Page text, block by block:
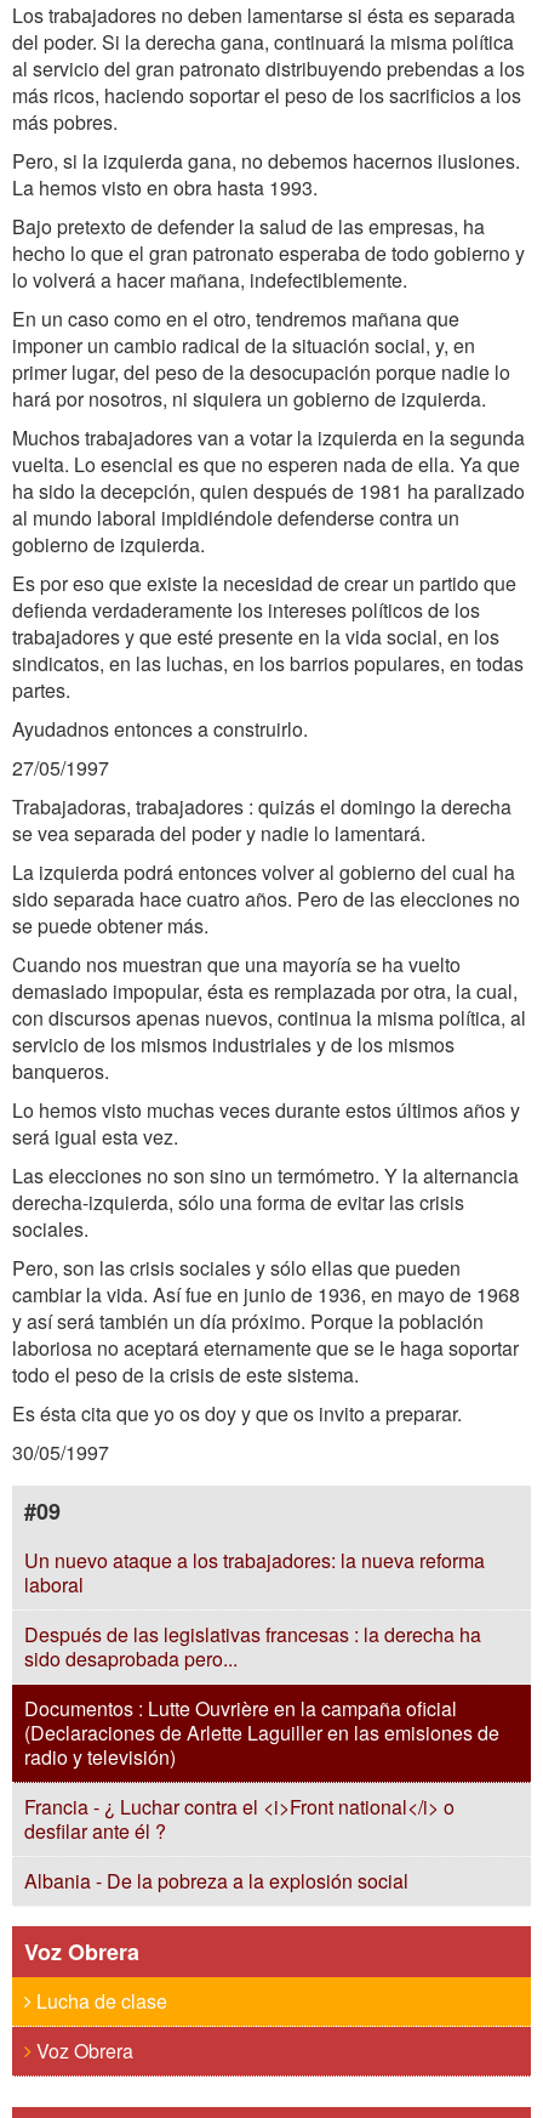
Los trabajadores no deben lamentarse si ésta es separada
del poder. Si la derecha gana, continuará la misma política
al servicio del gran patronato distribuyendo prebendas a los
más ricos, haciendo soportar el peso de los sacrificios a los
más pobres.
Pero, si la izquierda gana, no debemos hacernos ilusiones.
La hemos visto en obra hasta 1993.
Bajo pretexto de defender la salud de las empresas, ha
hecho lo que el gran patronato esperaba de todo gobierno y
lo volverá a hacer mañana, indefectiblemente.
En un caso como en el otro, tendremos mañana que
imponer un cambio radical de la situación social, y, en
primer lugar, del peso de la desocupación porque nadie lo
hará por nosotros, ni siquiera un gobierno de izquierda.
Muchos trabajadores van a votar la izquierda en la segunda
vuelta. Lo esencial es que no esperen nada de ella. Ya que
ha sido la decepción, quien después de 1981 ha paralizado
al mundo laboral impidiéndole defenderse contra un
gobierno de izquierda.
Es por eso que existe la necesidad de crear un partido que
defienda verdaderamente los intereses políticos de los
trabajadores y que esté presente en la vida social, en los
sindicatos, en las luchas, en los barrios populares, en todas
partes.
Ayudadnos entonces a construirlo.
27/05/1997
Trabajadoras, trabajadores : quizás el domingo la derecha
se vea separada del poder y nadie lo lamentará.
La izquierda podrá entonces volver al gobierno del cual ha
sido separada hace cuatro años. Pero de las elecciones no
se puede obtener más.
Cuando nos muestran que una mayoría se ha vuelto
demasiado impopular, ésta es remplazada por otra, la cual,
con discursos apenas nuevos, continua la misma política, al
servicio de los mismos industriales y de los mismos
banqueros.
Lo hemos visto muchas veces durante estos últimos años y
será igual esta vez.
Las elecciones no son sino un termómetro. Y la alternancia
derecha-izquierda, sólo una forma de evitar las crisis
sociales.
Pero, son las crisis sociales y sólo ellas que pueden
cambiar la vida. Así fue en junio de 1936, en mayo de 1968
y así será también un día próximo. Porque la población
laboriosa no aceptará eternamente que se le haga soportar
todo el peso de la crisis de este sistema.
Es ésta cita que yo os doy y que os invito a preparar.
30/05/1997
#09
Un nuevo ataque a los trabajadores: la nueva reforma
laboral
Después de las legislativas francesas : la derecha ha
sido desaprobada pero...
Documentos : Lutte Ouvrière en la campaña oficial
(Declaraciones de Arlette Laguiller en las emisiones de
radio y televisión)
Francia - ¿ Luchar contra el <i>Front national</i> o
desfilar ante él ?
Albania - De la pobreza a la explosión social
Voz Obrera
Lucha de clase
Voz Obrera